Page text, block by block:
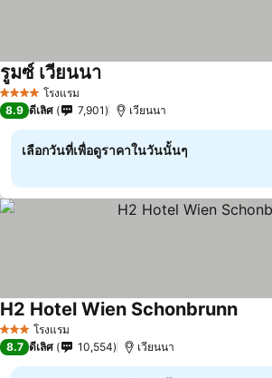
4 ดาว โรงแรม
รูมซ์ เวียนนาดูราคา
8.9 ดีเลิศ 7,901 เวียนนา
เลือกวันที่เพื่อดูราคาในวันนั้นๆ
3 ดาว โรงแรม
H2 Hotel Wien Schonbrunnดูราคา
8.7 ดีเลิศ 10,554 เวียนนา